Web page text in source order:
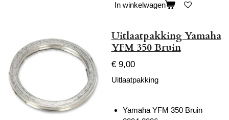
In winkelwagen
Uitlaatpakking Yamaha
YFM 350 Bruin
€ 9,00
Uitlaatpakking
Yamaha YFM 350 Bruin